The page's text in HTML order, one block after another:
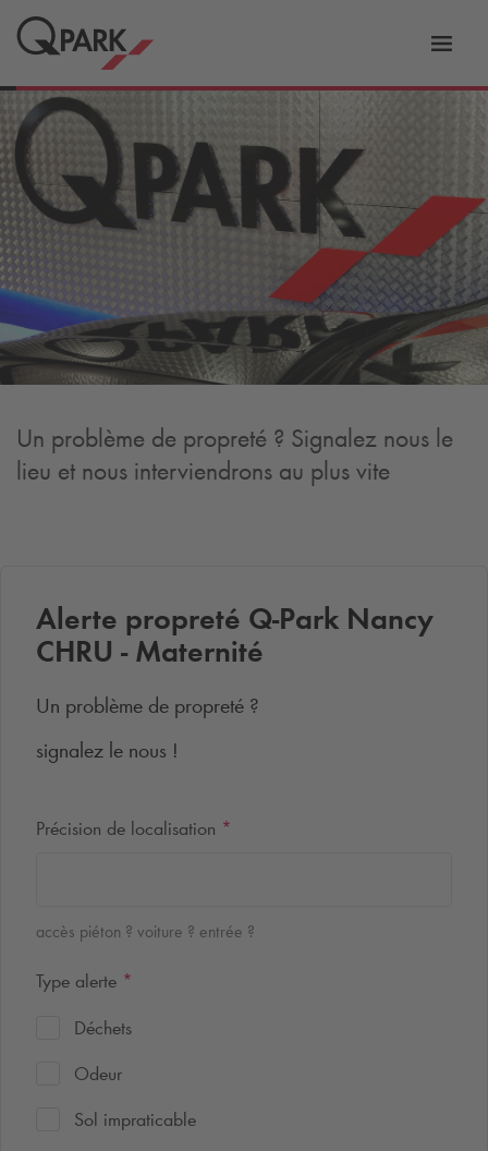
vers
Un problème de propreté ? Signalez nous le
lieu et nous interviendrons au plus vite
Alerte propreté Q-Park Nancy
CHRU - Maternité
Un problème de propreté ?
signalez le nous !
Précision de localisation *
accès piéton ? voiture ? entrée ?
Type alerte *
Déchets
Odeur
Sol impraticable